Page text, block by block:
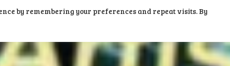
PODCASTS RADIOS FM ET DAB+ RADIOS NUMERIQUES
by remembering your preferences and repeat visits. By